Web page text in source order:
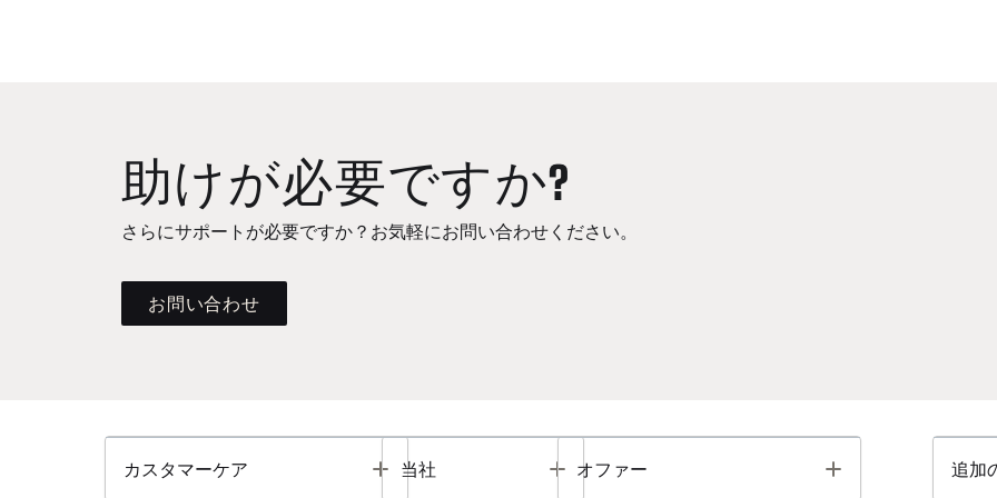
助けが必要ですか?
さらにサポートが必要ですか？お気軽にお問い合わせください。
お問い合わせ
カスタマーケア Toggle
当社 Toggle
オファー Toggle 追加